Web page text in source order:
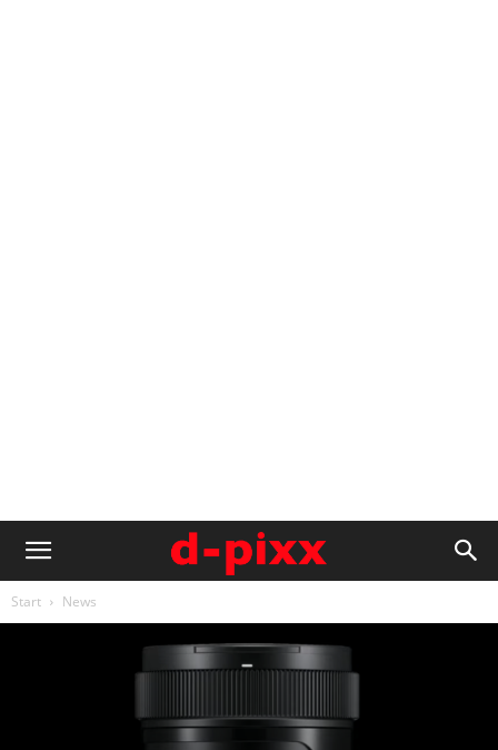
Start News